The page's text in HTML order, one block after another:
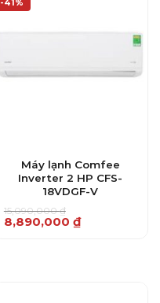
-41%
Máy lạnh Comfee
Inverter 2 HP CFS-
18VDGF-V
15,090,000₫
Giá
gốc
8,890,000 ₫
Giá
hiện